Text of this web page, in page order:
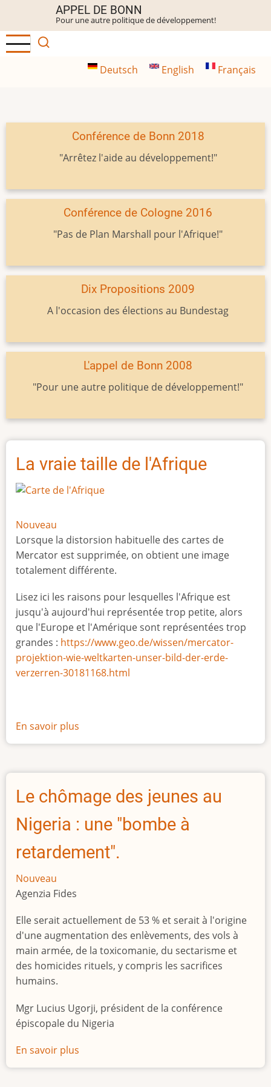
contenu
principal
APPEL DE BONN
Pour une autre politique de développement!
Deutsch English Français
Conférence de Bonn 2018
"Arrêtez l'aide au développement!"
Conférence de Cologne 2016
"Pas de Plan Marshall pour l'Afrique!"
Dix Propositions 2009
A l'occasion des élections au Bundestag
L'appel de Bonn 2008
"Pour une autre politique de développement!"
La vraie taille de l'Afrique
Nouveau
Lorsque la distorsion habituelle des cartes de
Mercator est supprimée, on obtient une image
totalement différente.
Lisez ici les raisons pour lesquelles l'Afrique est
jusqu'à aujourd'hui représentée trop petite, alors
que l'Europe et l'Amérique sont représentées trop
grandes : https://www.geo.de/wissen/mercator-
projektion-wie-weltkarten-unser-bild-der-erde-
verzerren-30181168.html
En savoir plus
La
taille
l'Afrique
Le chômage des jeunes au
Nigeria : une "bombe à
retardement".
Nouveau
Agenzia Fides
Elle serait actuellement de 53 % et serait à l'origine
d'une augmentation des enlèvements, des vols à
main armée, de la toxicomanie, du sectarisme et
des homicides rituels, y compris les sacrifices
humains.
Mgr Lucius Ugorji, président de la conférence
épiscopale du Nigeria
En savoir plus
Le